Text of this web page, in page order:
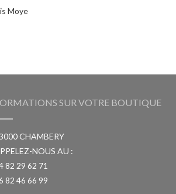
Moye
SUR VOTRE BOUTIQUE
CHAMBERY
NOUS AU :
82 29 62 71
82 46 66 99